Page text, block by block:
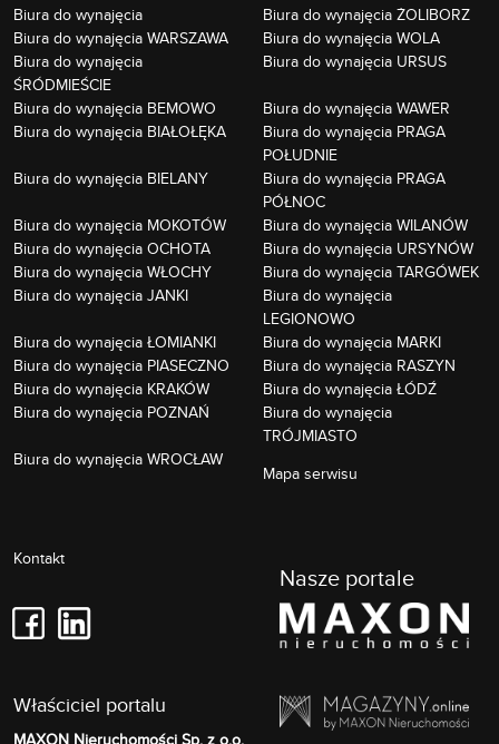
Biura do wynajęcia
Biura do wynajęcia ŻOLIBORZ
Biura do wynajęcia WARSZAWA
Biura do wynajęcia WOLA
Biura do wynajęcia
ŚRÓDMIEŚCIE
Biura do wynajęcia URSUS
Biura do wynajęcia BEMOWO
Biura do wynajęcia WAWER
Biura do wynajęcia BIAŁOŁĘKA
Biura do wynajęcia PRAGA
POŁUDNIE
Biura do wynajęcia BIELANY
Biura do wynajęcia PRAGA
PÓŁNOC
Biura do wynajęcia MOKOTÓW
Biura do wynajęcia WILANÓW
Biura do wynajęcia OCHOTA
Biura do wynajęcia URSYNÓW
Biura do wynajęcia WŁOCHY
Biura do wynajęcia TARGÓWEK
Biura do wynajęcia JANKI
Biura do wynajęcia
LEGIONOWO
Biura do wynajęcia ŁOMIANKI
Biura do wynajęcia MARKI
Biura do wynajęcia PIASECZNO
Biura do wynajęcia RASZYN
Biura do wynajęcia KRAKÓW
Biura do wynajęcia ŁÓDŹ
Biura do wynajęcia POZNAŃ
Biura do wynajęcia
TRÓJMIASTO
Biura do wynajęcia WROCŁAW
Mapa serwisu
Kontakt
Właściciel portalu
MAXON Nieruchomości Sp. z o.o.
Nasze portale